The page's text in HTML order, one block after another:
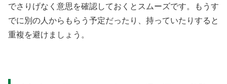
でさりげなく意思を確認しておくとスムーズです。もうす
でに別の人からもらう予定だったり、持っていたりすると
重複を避けましょう。